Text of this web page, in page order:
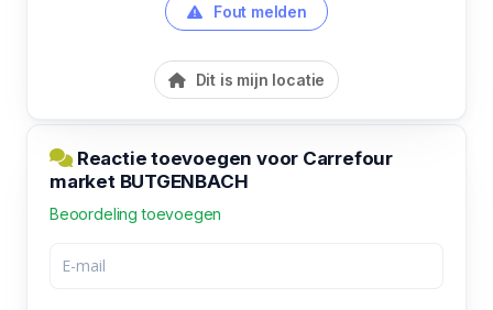
Fout melden
Dit is mijn locatie
Reactie toevoegen voor Carrefour
market BUTGENBACH
Beoordeling toevoegen